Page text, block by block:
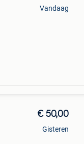
Vandaag
€ 50,00
Gisteren